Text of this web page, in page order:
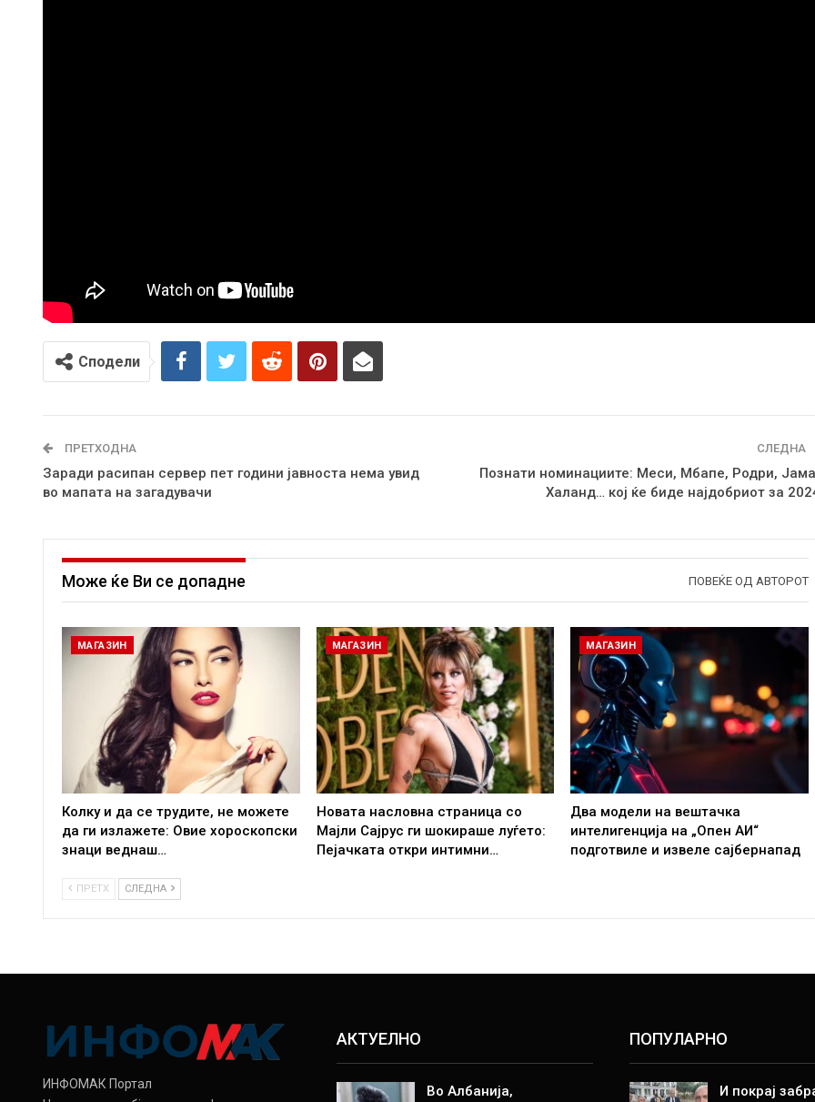
Сподели
ПРЕТХОДНА
Заради расипан сервер пет години јавноста нема увид
во мапата на загадувачи
СЛЕДНА
Познати номинациите: Меси, Мбапе, Родри,
Халанд… кој ќе биде најдобриот за
Може ќе Ви се допадне ПОВЕЌЕ ОД АВТОРОТ
МАГАЗИН
Колку и да се трудите, не можете
да ги излажете: Овие хороскопски
знаци веднаш…
МАГАЗИН
Новата насловна страница со
Мајли Сајрус ги шокираше луѓето:
Пејачката откри интимни…
МАГАЗИН
Два модели на вештачка
интелигенција на „Опен АИ“
подготвиле и извеле сајбернапад
ПРЕТХ СЛЕДНА
ИНФОМАК Портал
АКТУЕЛНО
Во Албанија,
ПОПУЛАРНО
И покрај